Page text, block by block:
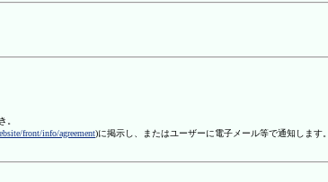
。
front/info/agreement)に掲示し、またはユーザーに電子メール等で通知します。